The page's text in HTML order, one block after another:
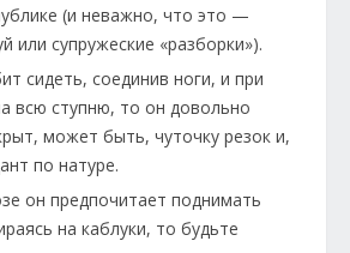
(и неважно, что это —
или супружеские «разборки»).
сидеть, соединив ноги, и при
всю ступню, то он довольно
может быть, чуточку резок и,
по натуре.
он предпочитает поднимать
на каблуки, то будьте